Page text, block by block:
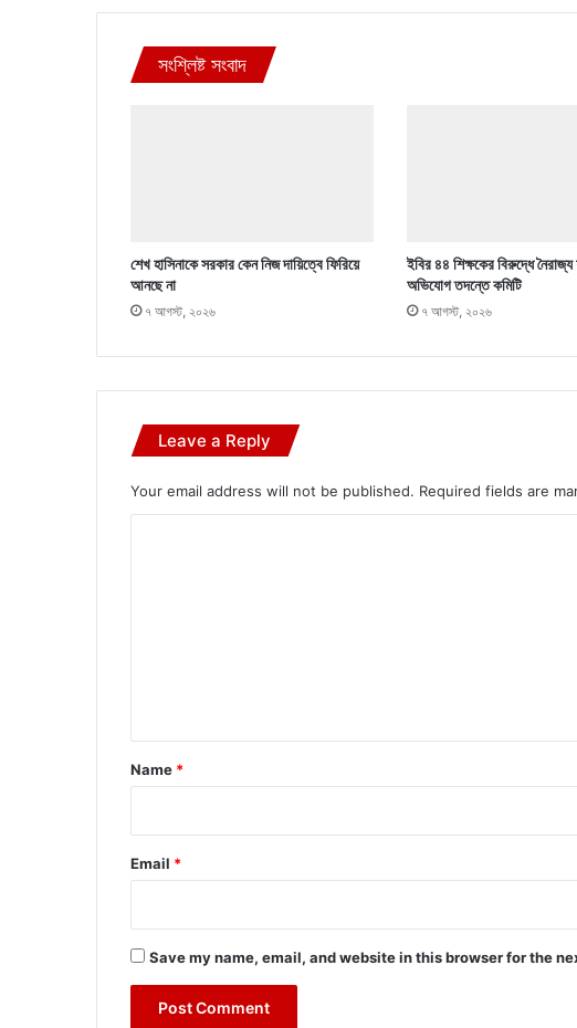
সংশ্লিষ্ট সংবাদ
শেখ হাসিনাকে সরকার কেন নিজ দায়িত্বে ফিরিয়ে
আনছে না
৭ আগস্ট, ২০২৬
ইবির ৪৪ শিক্ষকের বিরুদ্ধে নৈরাজ্য
অভিযোগ তদন্তে কমিটি
৭ আগস্ট, ২০২৬
Leave a Reply
Your email address will not be published. Required fields are
*
Name *
Email *
Save my name, email, and website in this browser for the